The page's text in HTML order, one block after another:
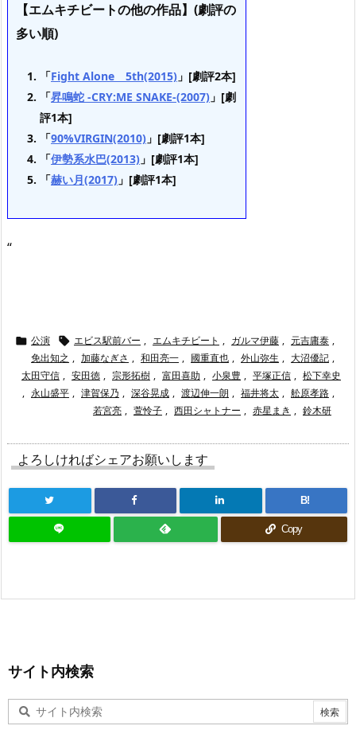
【エムキチビートの他の作品】(劇評の
多い順)
「Fight Alone 5th(2015) 」[劇評2本]
「昇鳴蛇 -CRY:ME SNAKE-(2007) 」[劇
評1本]
「90%VIRGIN(2010) 」[劇評1本]
「伊勢系水巴(2013) 」[劇評1本]
「赫い月(2017) 」[劇評1本]
“
 公演  エビス駅前バー , エムキチビート , ガルマ伊藤 , 元吉庸泰 ,
免出知之 , 加藤なぎさ , 和田亮一 , 國重直也 , 外山弥生 , 大沼優記 ,
太田守信 , 安田徳 , 宗形拓樹 , 富田喜助 , 小泉豊 , 平塚正信 , 松下幸史
, 永山盛平 , 津賀保乃 , 深谷晃成 , 渡辺伸一朗 , 福井将太 , 舩原孝路 ,
若宮亮 , 萱怜子 , 西田シャトナー , 赤星まき , 鈴木研
よろしければシェアお願いします
B!
Copy
サイト内検索